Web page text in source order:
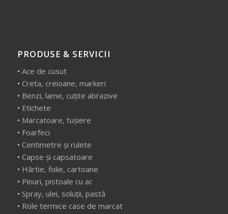
PRODUSE & SERVICII
• Ace de cusut
• Creta, creioane, markeri
• Benzi, lame, cuțite abrazive
• Etichete
• Marcatoare, tușiere
• Foarfeci
• Centimetre și rulete
• Capse și capsatoare
• Hârtie, folie, cartoane
• Pinuri, pistoale cu ac
• Spray, ulei, soluții, pastă
• Role termice case de marcat